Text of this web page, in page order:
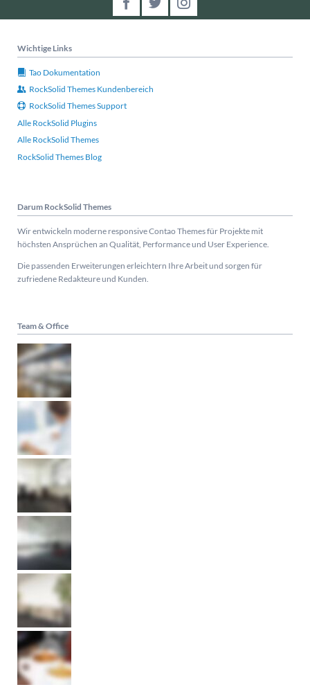
Wichtige Links
Tao Dokumentation
RockSolid Themes Kundenbereich
RockSolid Themes Support
Alle RockSolid Plugins
Alle RockSolid Themes
RockSolid Themes Blog
Darum RockSolid Themes
Wir entwickeln moderne responsive Contao Themes für Projekte mit
höchsten Ansprüchen an Qualität, Performance und User Experience.
Die passenden Erweiterungen erleichtern Ihre Arbeit und sorgen für
zufriedene Redakteure und Kunden.
Team & Office